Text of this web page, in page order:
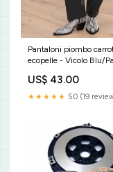
Pantaloni piombo
ecopelle - Vicolo Blu/
US$ 43.00
★★★★★ 5.0 (19